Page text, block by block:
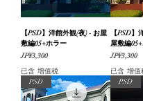
【PSD】洋館外観(夜) - お屋
敷編05+ホラー
價格
JP¥3,300
已含 增值税
【PSD】
屋敷編
價格
JP¥3,300
已含 增值
PSD
PSD